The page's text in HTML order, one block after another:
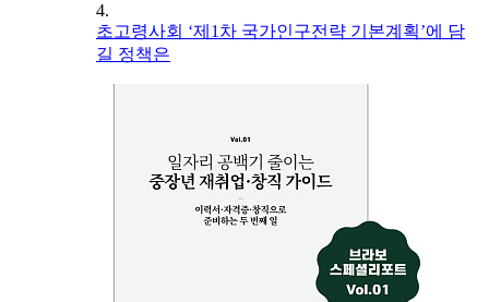
4.
초고령사회 ‘제1차 국가인구전략 기본계획’에 담
길 정책은